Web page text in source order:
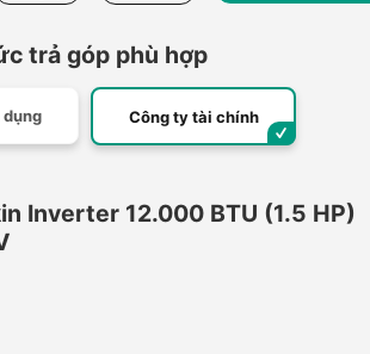
trả góp phù hợp
Công ty tài chính
Inverter 12.000 BTU (1.5 HP)